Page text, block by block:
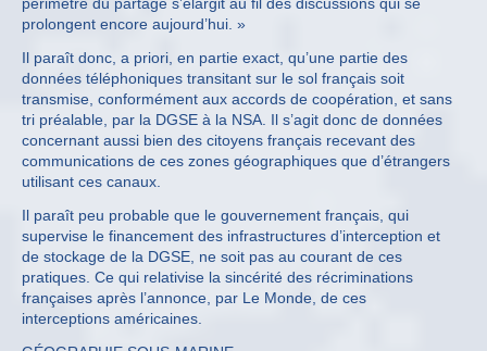
prolongent encore aujourd’hui. »
Il paraît donc, a priori, en partie exact, qu’une partie des
données téléphoniques transitant sur le sol français soit
transmise, conformément aux accords de coopération, et sans
tri préalable, par la DGSE à la NSA. Il s’agit donc de données
concernant aussi bien des citoyens français recevant des
communications de ces zones géographiques que d’étrangers
utilisant ces canaux.
Il paraît peu probable que le gouvernement français, qui
supervise le financement des infrastructures d’interception et
de stockage de la DGSE, ne soit pas au courant de ces
pratiques. Ce qui relativise la sincérité des récriminations
françaises après l’annonce, par Le Monde, de ces
interceptions américaines.